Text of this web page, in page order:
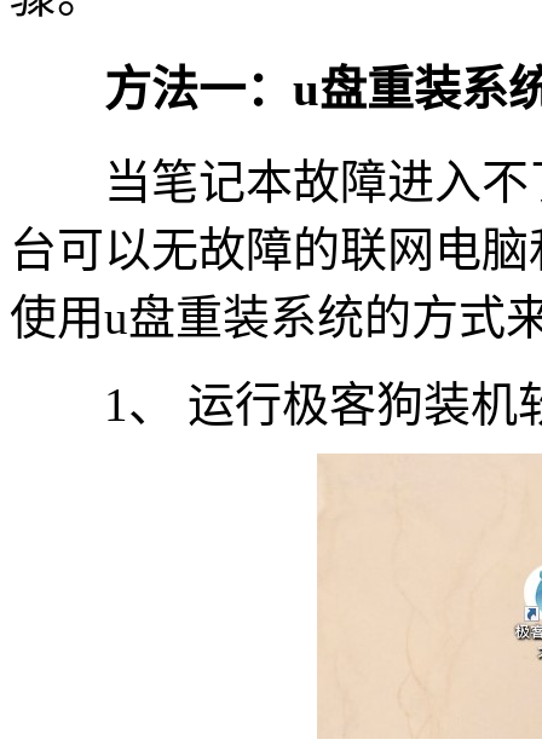
方法一：u盘重装系
当笔记本故障进入不
台可以无故障的联网电
使用u盘重装系统的方式
1、 运行极客狗装机